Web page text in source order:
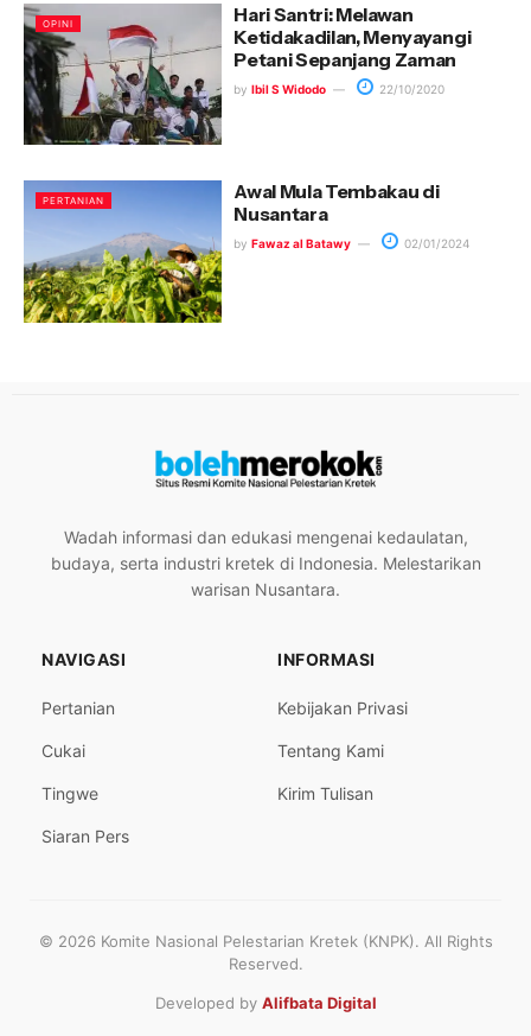
OPINI
Hari Santri: Melawan
Ketidakadilan, Menyayangi
Petani Sepanjang Zaman
by Ibil S Widodo 22/10/2020
PERTANIAN
Awal Mula Tembakau di
Nusantara
by Fawaz al Batawy 02/01/2024
Wadah informasi dan edukasi mengenai kedaulatan,
budaya, serta industri kretek di Indonesia. Melestarikan
warisan Nusantara.
NAVIGASI
Pertanian
Cukai
Tingwe
Siaran Pers
INFORMASI
Kebijakan Privasi
Tentang Kami
Kirim Tulisan
© 2026 Komite Nasional Pelestarian Kretek (KNPK). All Rights
Reserved.
Developed by Alifbata Digital